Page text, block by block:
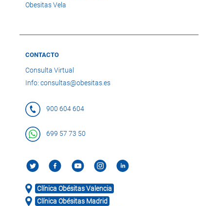
Obesitas Vela
CONTACTO
Consulta Virtual
Info: consultas@obesitas.es
900 604 604
699 57 73 50
Clínica Obésitas Valencia
Clínica Obésitas Madrid